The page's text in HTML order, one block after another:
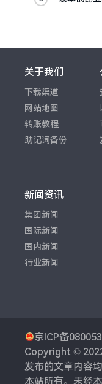
关于我们
下载渠道
网站地图
转账教程
助记词备份
新闻资讯
集团新闻
国际新闻
国内新闻
行业新闻
京ICP备
Copyright ©
发布的文章内容
本站所有。未经